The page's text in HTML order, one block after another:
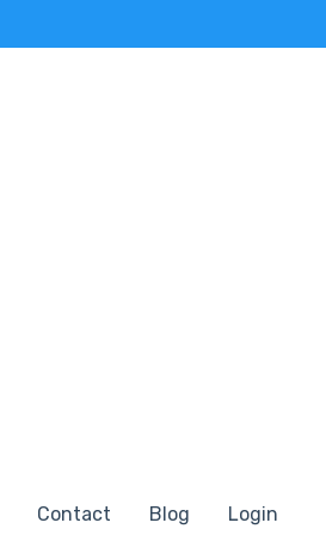
Contact Blog Login